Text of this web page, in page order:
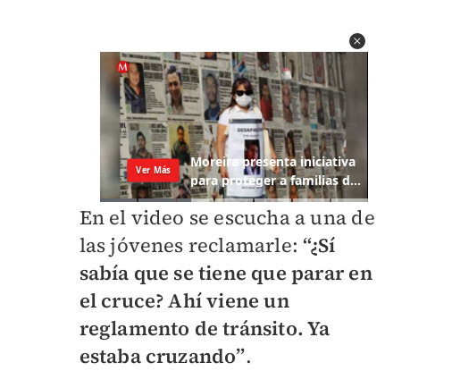
En el video se escucha a una de
las jóvenes reclamarle: “¿Sí
sabía que se tiene que parar en
el cruce? Ahí viene un
reglamento de tránsito. Ya
estaba cruzando”.